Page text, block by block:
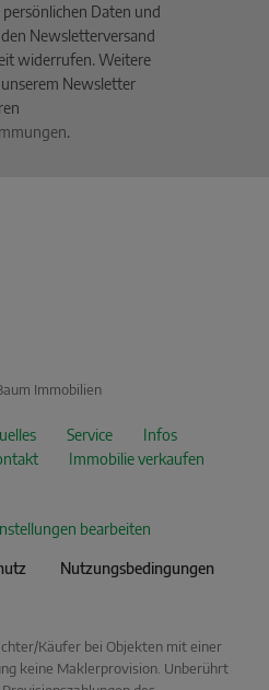
Daten und
Newsletterversand
widerrufen. Weitere
Newsletter
.
Immobilien
Service
Infos
Immobilie verkaufen
bearbeiten
Nutzungsbedingungen
Käufer bei Objekten mit einer
keine Maklerprovision. Unberührt